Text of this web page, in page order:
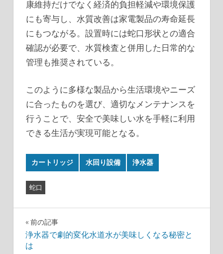
康維持だけでなく経済的負担軽減や環境保護
にも寄与し、水質改善は家電製品の寿命延長
にもつながる。設置時には蛇口形状との適合
確認が必要で、水質検査と併用した日常的な
管理も推奨されている。
このように多様な製品から生活環境やニーズ
に合ったものを選び、適切なメンテナンスを
行うことで、安全で美味しい水を手軽に利用
できる生活が実現可能となる。
カートリッジ 水回り設備 浄水器
蛇口
投
稿
前の記事
浄水器で劇的変化水道水が美味しくなる秘密と
は